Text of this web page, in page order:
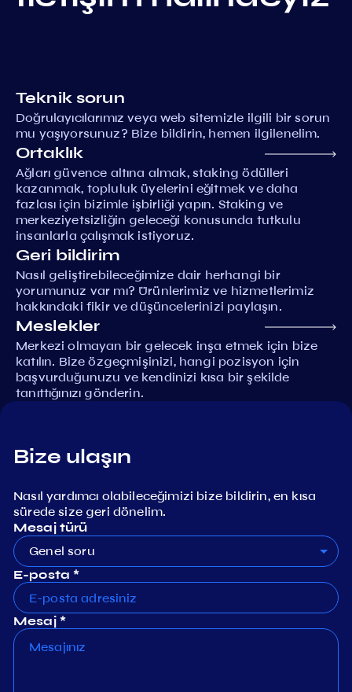
Teknik sorun
Doğrulayıcılarımız veya web sitemizle ilgili bir sorun
mu yaşıyorsunuz? Bize bildirin, hemen ilgilenelim.
Ortaklık
Ağları güvence altına almak, staking ödülleri
kazanmak, topluluk üyelerini eğitmek ve daha
fazlası için bizimle işbirliği yapın. Staking ve
merkeziyetsizliğin geleceği konusunda tutkulu
insanlarla çalışmak istiyoruz.
Geri bildirim
Nasıl geliştirebileceğimize dair herhangi bir
yorumunuz var mı? Ürünlerimiz ve hizmetlerimiz
hakkındaki fikir ve düşüncelerinizi paylaşın.
Meslekler
Merkezi olmayan bir gelecek inşa etmek için bize
katılın. Bize özgeçmişinizi, hangi pozisyon için
başvurduğunuzu ve kendinizi kısa bir şekilde
tanıttığınızı gönderin.
Bize ulaşın
Nasıl yardımcı olabileceğimizi bize bildirin, en kısa
sürede size geri dönelim.
Mesaj türü
Genel soru
E-posta *
Mesaj *